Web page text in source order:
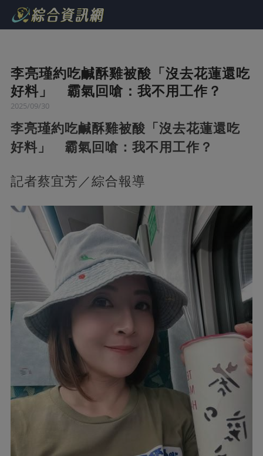
李亮瑾約吃鹹酥雞被酸「沒去花蓮還吃
好料」 霸氣回嗆：我不用工作？
2025/09/30
李亮瑾約吃鹹酥雞被酸「沒去花蓮還吃
好料」 霸氣回嗆：我不用工作？
記者蔡宜芳／綜合報導